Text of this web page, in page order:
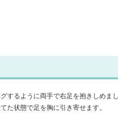
るように両手で右足を抱きしめまし
た状態で足を胸に引き寄せます。